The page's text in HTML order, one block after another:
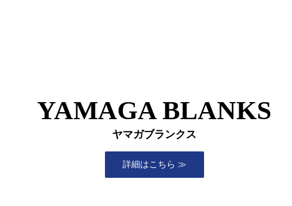
YAMAGA BLANKS
ヤマガブランクス
詳細はこちら ≫